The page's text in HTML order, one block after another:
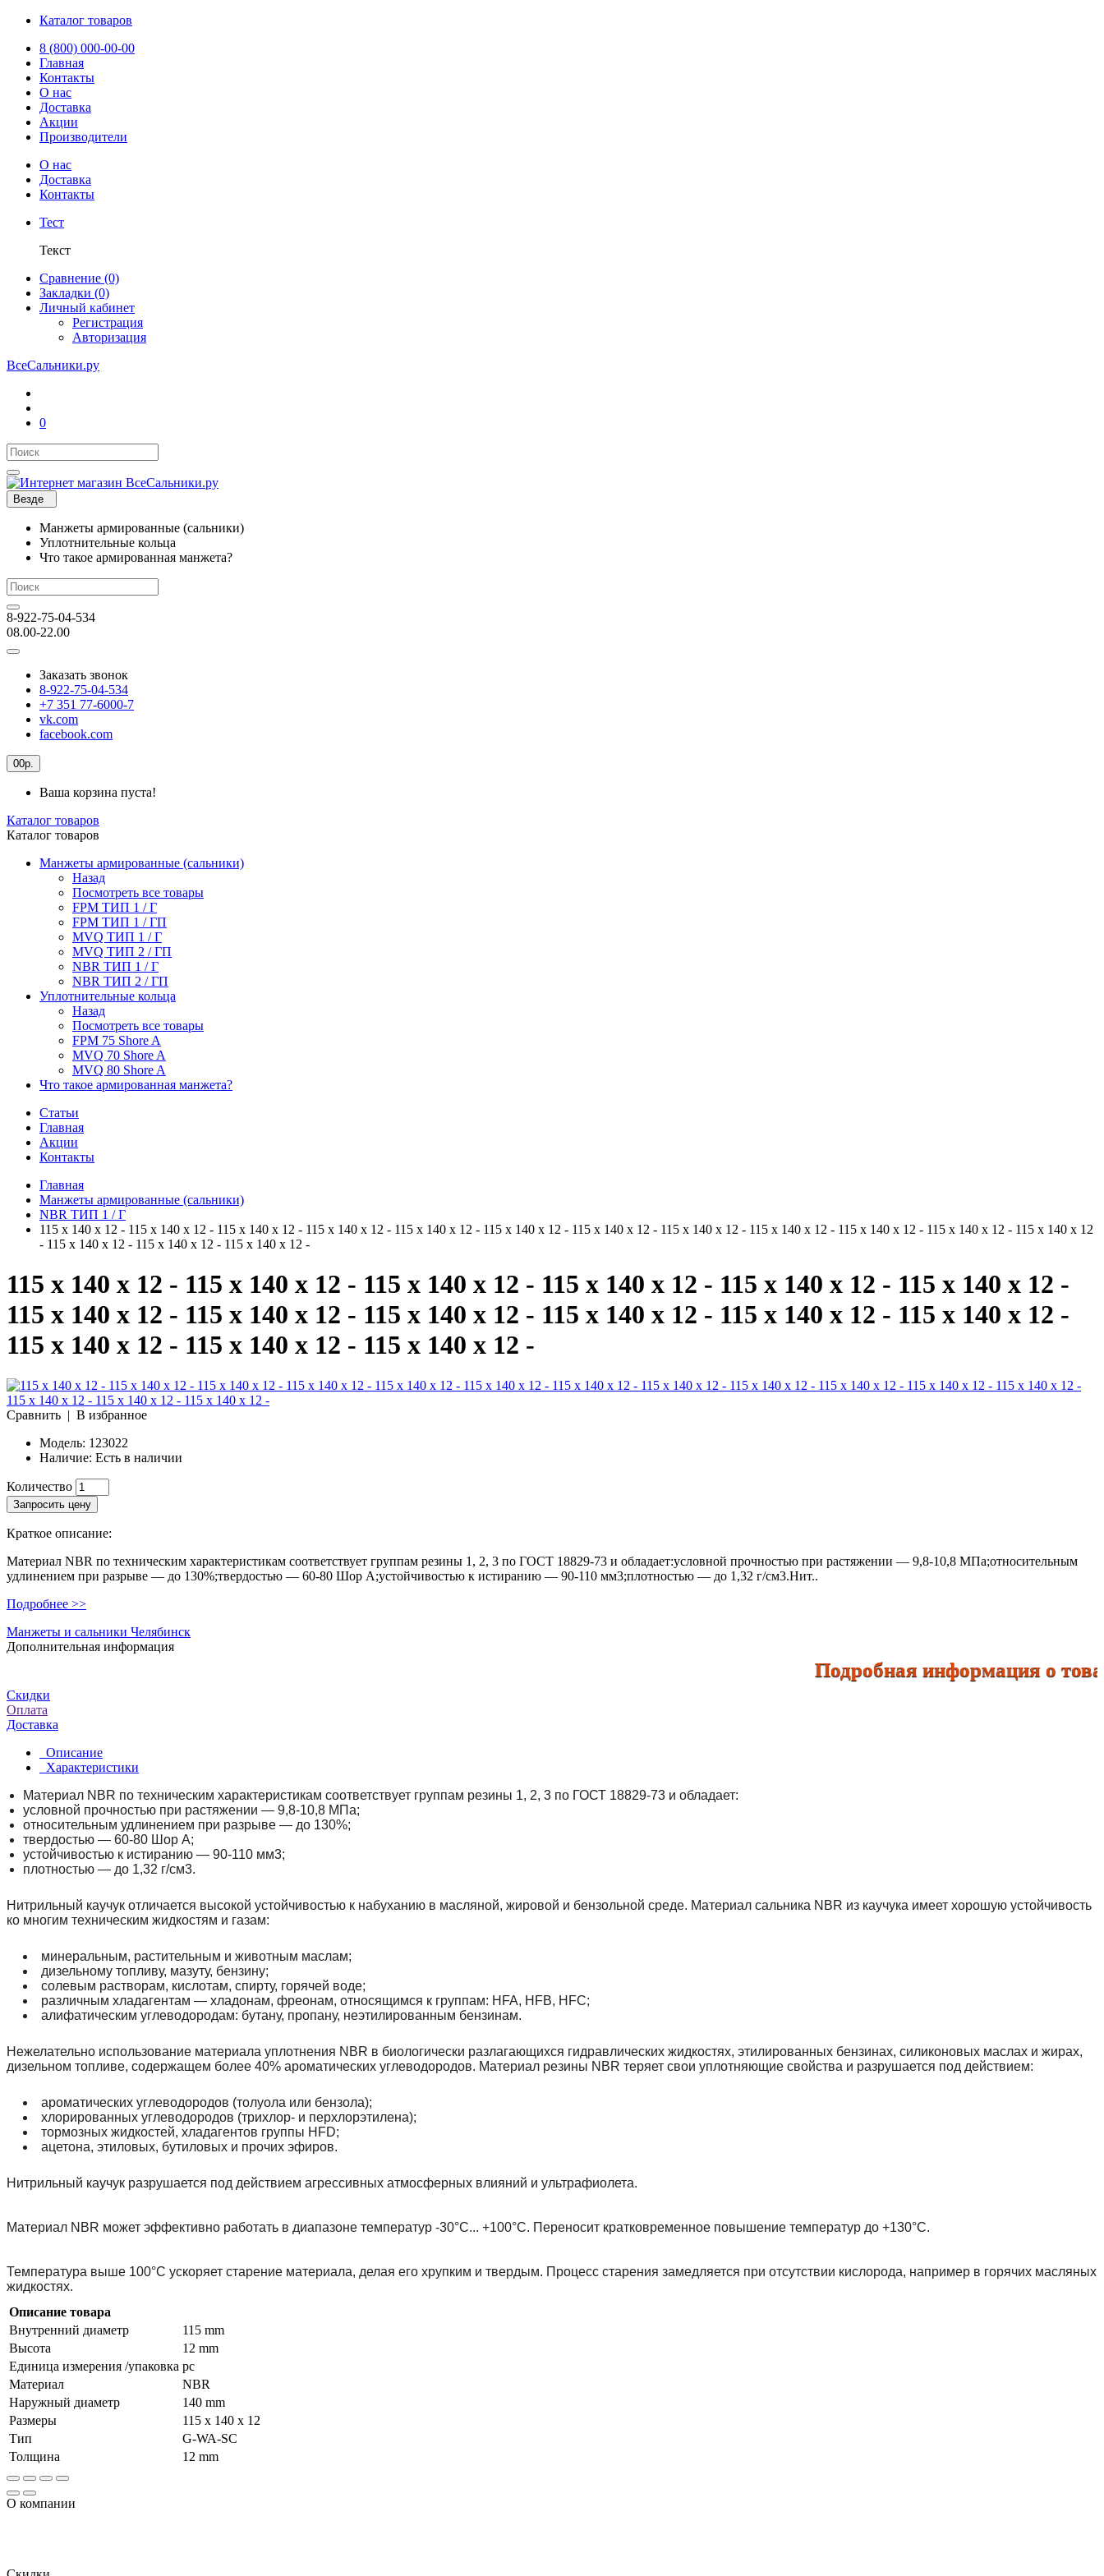
Каталог товаров
8 (800) 000-00-00
Главная
Контакты
О нас
Доставка
Акции
Производители
О нас
Доставка
Контакты
Тест
Текст
Сравнение (0)
Закладки (0)
Личный кабинет
Регистрация
Авторизация
ВсеСальники.ру
0
Везде
Манжеты армированные (сальники)
Уплотнительные кольца
Что такое армированная манжета?
8-922-75-04-534
08.00-22.00
Заказать звонок
8-922-75-04-534
+7 351 77-6000-7
vk.com
facebook.com
00р.
Ваша корзина пуста!
Каталог товаров
Каталог товаров
Манжеты армированные (сальники)
Назад
Посмотреть все товары
FPM ТИП 1 / Г
FPM ТИП 1 / ГП
MVQ ТИП 1 / Г
MVQ ТИП 2 / ГП
NBR ТИП 1 / Г
NBR ТИП 2 / ГП
Уплотнительные кольца
Назад
Посмотреть все товары
FPM 75 Shore A
MVQ 70 Shore A
MVQ 80 Shore A
Что такое армированная манжета?
Статьи
Главная
Акции
Контакты
Главная
Манжеты армированные (сальники)
NBR ТИП 1 / Г
115 x 140 x 12 - 115 x 140 x 12 - 115 x 140 x 12 - 115 x 140 x 12 - 115 x 140 x 12 - 115 x 140 x 12 - 115 x 140 x 12 - 115 x 140 x 12 - 115 x 140 x 12 - 115 x 140 x 12 - 115 x 140 x 12 - 115 x 140 x 12
- 115 x 140 x 12 - 115 x 140 x 12 - 115 x 140 x 12 -
115 x 140 x 12 - 115 x 140 x 12 - 115 x 140 x 12 - 115 x 140 x 12 - 115 x 140 x 12 - 115 x 140 x 12 -
115 x 140 x 12 - 115 x 140 x 12 - 115 x 140 x 12 - 115 x 140 x 12 - 115 x 140 x 12 - 115 x 140 x 12 -
115 x 140 x 12 - 115 x 140 x 12 - 115 x 140 x 12 -
Сравнить | В избранное
Модель: 123022
Наличие: Есть в наличии
Количество
Запросить цену
Краткое описание:
Материал NBR по техническим характеристикам соответствует группам резины 1, 2, 3 по ГОСТ 18829-73 и обладает:условной прочностью при растяжении — 9,8-10,8 МПа;относительным
удлинением при разрыве — до 130%;твердостью — 60-80 Шор А;устойчивостью к истиранию — 90-110 мм3;плотностью — до 1,32 г/см3.Нит..
Подробнее >>
Манжеты и сальники Челябинск
Дополнительная информация
Подробная информация о
Скидки
Оплата
Доставка
Описание
Характеристики
Материал NBR по техническим характеристикам соответствует группам резины 1, 2, 3 по ГОСТ 18829-73 и обладает:
условной прочностью при растяжении — 9,8-10,8 МПа;
относительным удлинением при разрыве — до 130%;
твердостью — 60-80 Шор А;
устойчивостью к истиранию — 90-110 мм3;
плотностью — до 1,32 г/см3.
Нитрильный каучук отличается высокой устойчивостью к набуханию в масляной, жировой и бензольной среде. Материал сальника NBR из каучука имеет хорошую устойчивость
ко многим техническим жидкостям и газам:
минеральным, растительным и животным маслам;
дизельному топливу, мазуту, бензину;
солевым растворам, кислотам, спирту, горячей воде;
различным хладагентам — хладонам, фреонам, относящимся к группам: HFA, HFB, HFC;
алифатическим углеводородам: бутану, пропану, неэтилированным бензинам.
Нежелательно использование материала уплотнения NBR в биологически разлагающихся гидравлических жидкостях, этилированных бензинах, силиконовых маслах и жирах,
дизельном топливе, содержащем более 40% ароматических углеводородов. Материал резины NBR теряет свои уплотняющие свойства и разрушается под действием:
ароматических углеводородов (толуола или бензола);
хлорированных углеводородов (трихлор- и перхлорэтилена);
тормозных жидкостей, хладагентов группы HFD;
ацетона, этиловых, бутиловых и прочих эфиров.
Нитрильный каучук разрушается под действием агрессивных атмосферных влияний и ультрафиолета.
Материал NBR может эффективно работать в диапазоне температур -30°С... +100°С. Переносит кратковременное повышение температур до +130°С.
Температура выше 100°С ускоряет старение материала, делая его хрупким и твердым. Процесс старения замедляется при отсутствии кислорода, например в горячих масляных
жидкостях.
Описание товара
Внутренний диаметр
115 mm
Высота
12 mm
Единица измерения /упаковка pc
Материал
NBR
Наружный диаметр
140 mm
Размеры
115 x 140 x 12
Тип
G-WA-SC
Толщина
12 mm
О компании